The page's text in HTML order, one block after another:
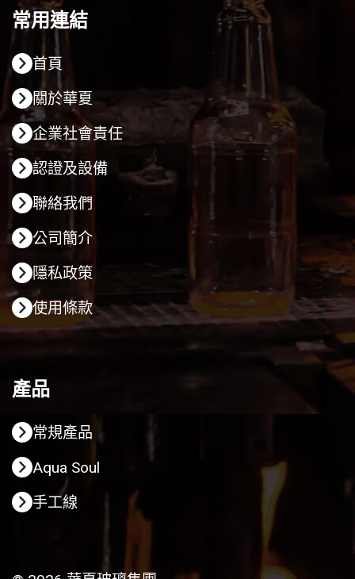
常用連結
首頁
關於華夏
企業社會責任
認證及設備
聯絡我們
公司簡介
隱私政策
使用條款
產品
常規產品
Aqua Soul
手工線